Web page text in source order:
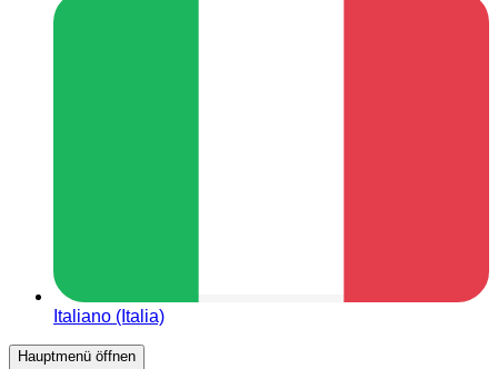
Italiano (Italia)
Hauptmenü öffnen